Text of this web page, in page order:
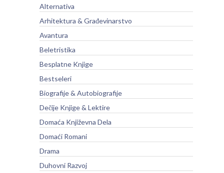
Alternativa
Arhitektura & Građevinarstvo
Avantura
Beletristika
Besplatne Knjige
Bestseleri
Biografije & Autobiografije
Dečije Knjige & Lektire
Domaća Književna Dela
Domaći Romani
Drama
Duhovni Razvoj